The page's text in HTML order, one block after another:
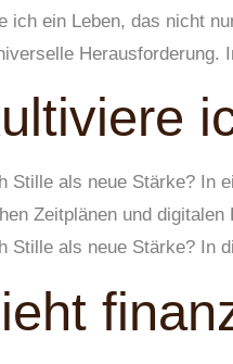
ich ein Leben, das nicht
Herausforderung.
Stille als neue Stärke? In
Zeitplänen und
Stille als neue Stärke? In